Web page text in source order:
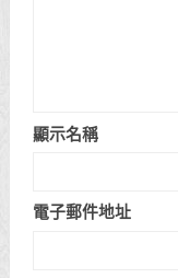
顯示名稱
電子郵件地址